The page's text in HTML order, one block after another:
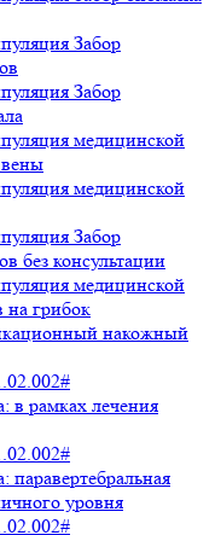
Забор
Забор
медицинской
вены
медицинской
Забор
без консультации
медицинской
на грибок
накожный
в рамках лечения
паравертебральная
уровня